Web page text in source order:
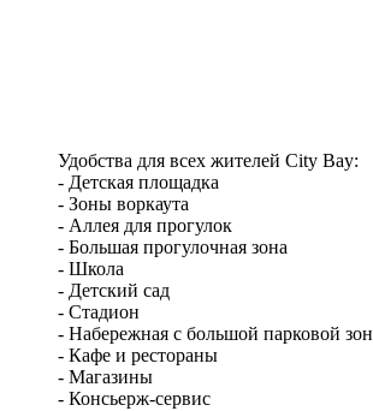
Удобства для всех жителей City Bay:
- Детская площадка
- Зоны воркаута
- Аллея для прогулок
- Большая прогулочная зона
- Школа
- Детский сад
- Стадион
- Набережная с большой парковой
- Кафе и рестораны
- Магазины
- Консьерж-сервис